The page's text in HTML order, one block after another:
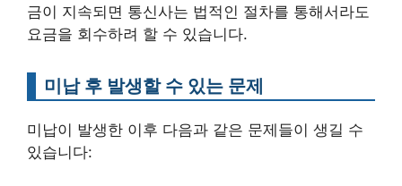
금이 지속되면 통신사는 법적인 절차를 통해서라도
요금을 회수하려 할 수 있습니다.
미납 후 발생할 수 있는 문제
미납이 발생한 이후 다음과 같은 문제들이 생길 수
있습니다: